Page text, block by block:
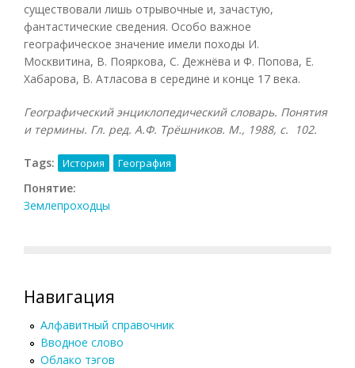
существовали лишь отрывочные и, зачастую,
фантастические сведения. Особо важное
географическое значение имели походы И.
Москвитина, В. Пояркова, С. Дежнёва и Ф. Попова, Е.
Хабарова, В. Атласова в середине и конце 17 века.
Географический энциклопедический словарь. Понятия
и термины. Гл. ред. А.Ф. Трёшников. М., 1988, с. 102.
Tags: История География
Понятие:
Землепроходцы
Навигация
Алфавитный справочник
Вводное слово
Облако тэгов